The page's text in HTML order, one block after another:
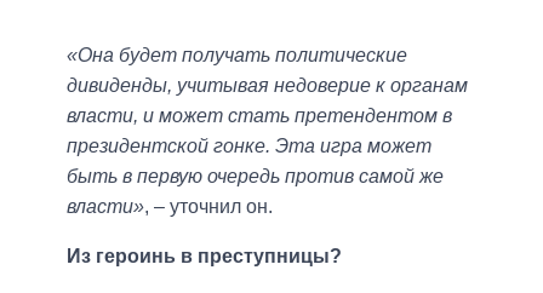
«Она будет получать политические
дивиденды, учитывая недоверие к органам
власти, и может стать претендентом в
президентской гонке. Эта игра может
быть в первую очередь против самой же
власти», – уточнил он.
Из героинь в преступницы?